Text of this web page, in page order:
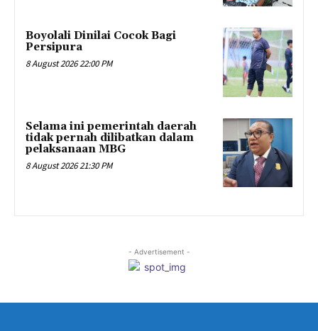
Boyolali Dinilai Cocok Bagi
Persipura
8 August 2026 22:00 PM
Selama ini pemerintah daerah
tidak pernah dilibatkan dalam
pelaksanaan MBG
8 August 2026 21:30 PM
- Advertisement -